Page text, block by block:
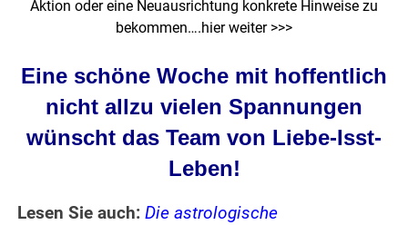
Aktion oder eine Neuausrichtung konkrete Hinweise zu
bekommen….hier weiter >>>
Eine schöne Woche mit hoffentlich
nicht allzu vielen Spannungen
wünscht das Team von Liebe-Isst-
Leben!
Lesen Sie auch:Die astrologische